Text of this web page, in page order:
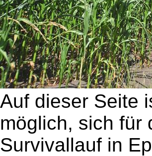
Auf dieser Seite
möglich, sich für
Survivallauf in